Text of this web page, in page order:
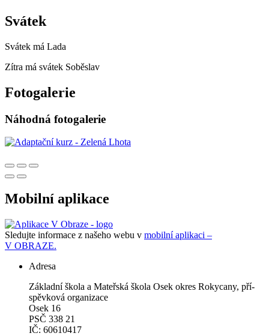
Svátek
Svátek má Lada
Zítra má svátek Soběslav
Fotogalerie
Náhodná fotogalerie
Mobilní aplikace
Sledujte informace z našeho webu v mobilní aplikaci –
V OBRAZE.
Adresa
Zá­klad­ní ško­la a Ma­teř­ská ško­la Osek okres Roky­ca­ny, pří­
spěv­ko­vá or­ga­ni­za­ce
Osek 16
PSČ 338 21
IČ: 60610417